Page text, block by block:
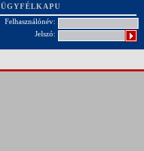
ÜGYFÉLKAPU
Felhasználónév:
Jelszó: